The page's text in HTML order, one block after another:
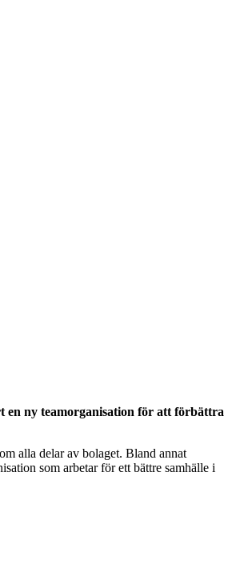
en ny teamorganisation för att förbättra
alla delar av bolaget. Bland annat
som arbetar för ett bättre samhälle i